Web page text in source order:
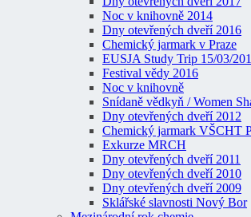
Noc v knihovně 2014
Dny otevřených dveří 2016
Chemický jarmark v Praze
EUSJA Study Trip 15/03/
Festival vědy 2016
Noc v knihovně
Snídaně vědkyň / Women
Dny otevřených dveří 2012
Chemický jarmark VŠCHT
Exkurze MRCH
Dny otevřených dveří 2011
Dny otevřených dveří 2010
Dny otevřených dveří 2009
Sklářské slavnosti Nový Bor